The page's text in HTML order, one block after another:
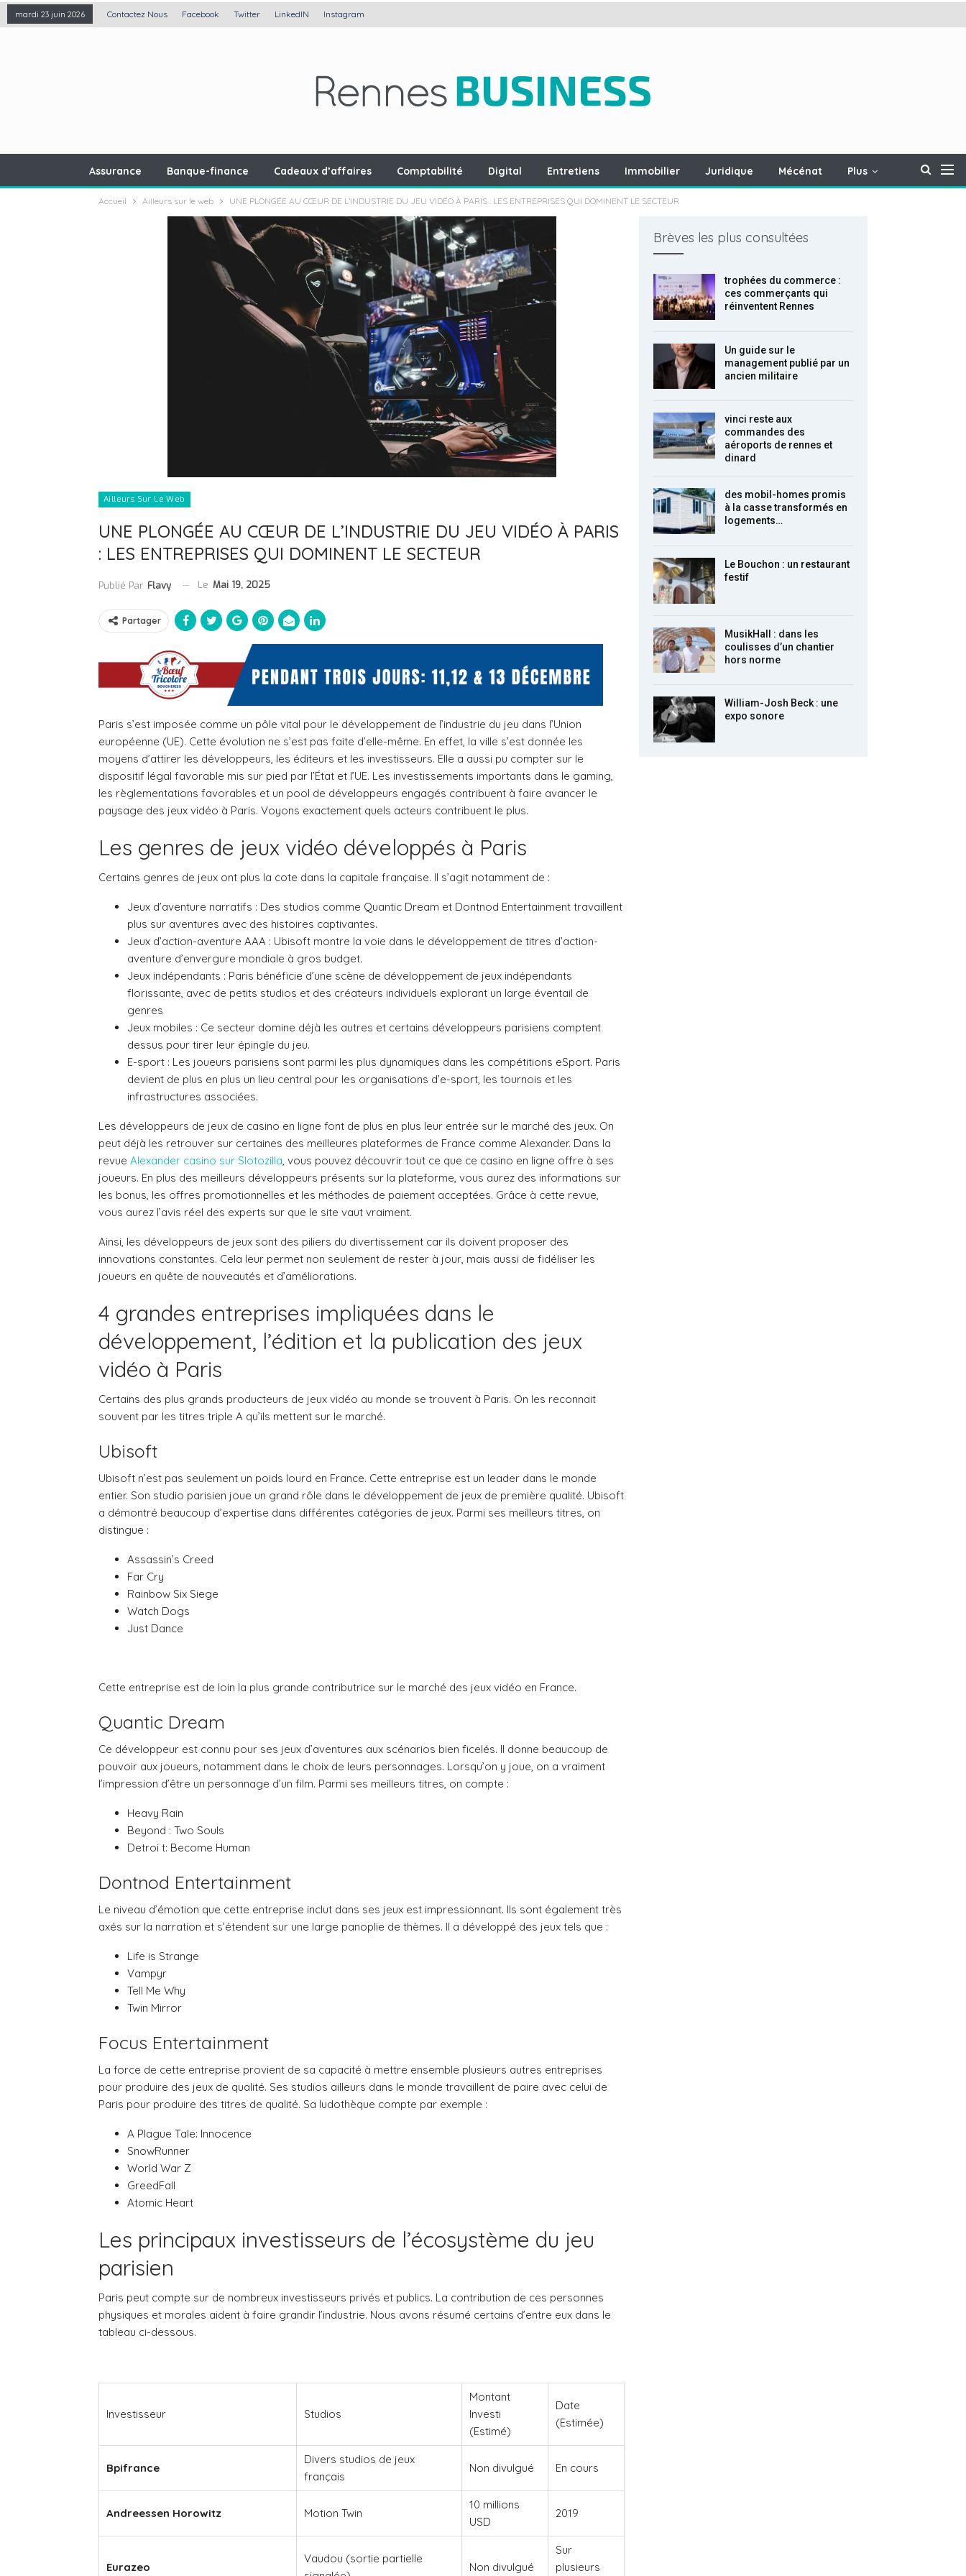
mardi 23 juin 2026 Contactez Nous Facebook Twitter LinkedIN Instagram
Assurance Banque-finance Cadeaux d’affaires Comptabilité Digital Entretiens Immobilier Juridique Mécénat Plus
Accueil Ailleurs sur le web UNE PLONGÉE AU CŒUR DE L’INDUSTRIE DU JEU VIDÉO À PARIS : LES ENTREPRISES QUI DOMINENT LE SECTEUR
Ailleurs Sur Le Web
UNE PLONGÉE AU CŒUR DE L’INDUSTRIE DU JEU VIDÉO À PARIS
: LES ENTREPRISES QUI DOMINENT LE SECTEUR
Publié Par Flavy Le Mai 19, 2025
Partager
Paris s’est imposée comme un pôle vital pour le développement de l’industrie du jeu dans l’Union
européenne (UE). Cette évolution ne s’est pas faite d’elle-même. En effet, la ville s’est donnée les
moyens d’attirer les développeurs, les éditeurs et les investisseurs. Elle a aussi pu compter sur le
dispositif légal favorable mis sur pied par l’État et l’UE. Les investissements importants dans le gaming,
les règlementations favorables et un pool de développeurs engagés contribuent à faire avancer le
paysage des jeux vidéo à Paris. Voyons exactement quels acteurs contribuent le plus.
Les genres de jeux vidéo développés à Paris
Certains genres de jeux ont plus la cote dans la capitale française. Il s’agit notamment de :
Jeux d’aventure narratifs : Des studios comme Quantic Dream et Dontnod Entertainment travaillent
plus sur aventures avec des histoires captivantes.
Jeux d’action-aventure AAA : Ubisoft montre la voie dans le développement de titres d’action-
aventure d’envergure mondiale à gros budget.
Jeux indépendants : Paris bénéficie d’une scène de développement de jeux indépendants
florissante, avec de petits studios et des créateurs individuels explorant un large éventail de
genres
Jeux mobiles : Ce secteur domine déjà les autres et certains développeurs parisiens comptent
dessus pour tirer leur épingle du jeu.
E-sport : Les joueurs parisiens sont parmi les plus dynamiques dans les compétitions eSport. Paris
devient de plus en plus un lieu central pour les organisations d’e-sport, les tournois et les
infrastructures associées.
Les développeurs de jeux de casino en ligne font de plus en plus leur entrée sur le marché des jeux. On
peut déjà les retrouver sur certaines des meilleures plateformes de France comme Alexander. Dans la
revue Alexander casino sur Slotozilla, vous pouvez découvrir tout ce que ce casino en ligne offre à ses
joueurs. En plus des meilleurs développeurs présents sur la plateforme, vous aurez des informations sur
les bonus, les offres promotionnelles et les méthodes de paiement acceptées. Grâce à cette revue,
vous aurez l’avis réel des experts sur que le site vaut vraiment.
Ainsi, les développeurs de jeux sont des piliers du divertissement car ils doivent proposer des
innovations constantes. Cela leur permet non seulement de rester à jour, mais aussi de fidéliser les
joueurs en quête de nouveautés et d’améliorations.
4 grandes entreprises impliquées dans le
développement, l’édition et la publication des jeux
vidéo à Paris
Certains des plus grands producteurs de jeux vidéo au monde se trouvent à Paris. On les reconnait
souvent par les titres triple A qu’ils mettent sur le marché.
Ubisoft
Ubisoft n’est pas seulement un poids lourd en France. Cette entreprise est un leader dans le monde
entier. Son studio parisien joue un grand rôle dans le développement de jeux de première qualité. Ubisoft
a démontré beaucoup d’expertise dans différentes catégories de jeux. Parmi ses meilleurs titres, on
distingue :
Assassin’s Creed
Far Cry
Rainbow Six Siege
Watch Dogs
Just Dance
Cette entreprise est de loin la plus grande contributrice sur le marché des jeux vidéo en France.
Quantic Dream
Ce développeur est connu pour ses jeux d’aventures aux scénarios bien ficelés. Il donne beaucoup de
pouvoir aux joueurs, notamment dans le choix de leurs personnages. Lorsqu’on y joue, on a vraiment
l’impression d’être un personnage d’un film. Parmi ses meilleurs titres, on compte :
Heavy Rain
Beyond : Two Souls
Detroi t: Become Human
Dontnod Entertainment
Le niveau d’émotion que cette entreprise inclut dans ses jeux est impressionnant. Ils sont également très
axés sur la narration et s’étendent sur une large panoplie de thèmes. Il a développé des jeux tels que :
Life is Strange
Vampyr
Tell Me Why
Twin Mirror
Focus Entertainment
La force de cette entreprise provient de sa capacité à mettre ensemble plusieurs autres entreprises
pour produire des jeux de qualité. Ses studios ailleurs dans le monde travaillent de paire avec celui de
Paris pour produire des titres de qualité. Sa ludothèque compte par exemple :
A Plague Tale: Innocence
SnowRunner
World War Z
GreedFall
Atomic Heart
Les principaux investisseurs de l’écosystème du jeu
parisien
Paris peut compte sur de nombreux investisseurs privés et publics. La contribution de ces personnes
physiques et morales aident à faire grandir l’industrie. Nous avons résumé certains d’entre eux dans le
tableau ci-dessous.
Investisseur Studios
Montant
Investi
(Estimé)
Date
(Estimée)
Bpifrance
Divers studios de jeux
français
Non divulgué En cours
Andreessen Horowitz Motion Twin
10 millions
USD
2019
Eurazeo
Vaudou (sortie partielle
Non divulgué
Sur
plusieurs
Brèves les plus consultées
trophées du commerce :
ces commerçants qui
réinventent Rennes
Un guide sur le
management publié par un
ancien militaire
vinci reste aux
commandes des
aéroports de rennes et
dinard
des mobil-homes promis
à la casse transformés en
logements…
Le Bouchon : un restaurant
festif
MusikHall : dans les
coulisses d’un chantier
hors norme
William-Josh Beck : une
expo sonore